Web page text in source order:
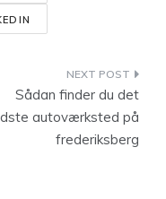
Sådan finder du det
autoværksted på
frederiksberg